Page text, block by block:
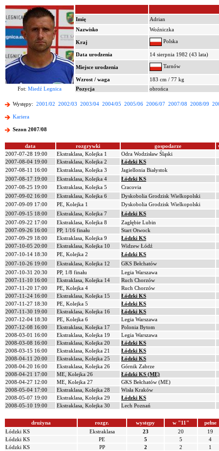
Imię
Adrian
Nazwisko
Woźniczka
Kraj Polska
Data urodzenia 14 sierpnia 1982 (43 lata)
Miejsce urodzenia Tarnów
Wzrost / waga
183 cm / 77 kg
Fot: Miedź Legnica Pozycja obrońca
Występy: 2001/02 2002/03 2003/04 2004/05 2005/06 2006/07 2007/08 2008/09
Kariera
Sezon 2007/08
data rozgrywki gospodarze
2007-07-28 19:00
Ekstraklasa, Kolejka 1
Odra Wodzisław Śląski
2007-08-04 19:00
Ekstraklasa, Kolejka 2
Łódzki KS
2007-08-11 16:00
Ekstraklasa, Kolejka 3
Jagiellonia Białystok
2007-08-17 19:00
Ekstraklasa, Kolejka 4
Łódzki KS
2007-08-25 19:00
Ekstraklasa, Kolejka 5
Cracovia
2007-09-02 16:00
Ekstraklasa, Kolejka 6
Dyskobolia Grodzisk Wielkopolski
2007-09-09 17:00
PE, Kolejka 1
Dyskobolia Grodzisk Wielkopolski
2007-09-15 18:00
Ekstraklasa, Kolejka 7
Łódzki KS
2007-09-22 17:00
Ekstraklasa, Kolejka 8
Zagłębie Lubin
2007-09-26 16:00
PP, 1/16 finału
Start Otwock
2007-09-29 18:00
Ekstraklasa, Kolejka 9
Łódzki KS
2007-10-05 20:00
Ekstraklasa, Kolejka 10
Widzew Łódź
2007-10-14 18:30
PE, Kolejka 2
Łódzki KS
2007-10-26 19:00
Ekstraklasa, Kolejka 12
GKS Bełchatów
2007-10-31 20:30
PP, 1/8 finału
Legia Warszawa
2007-11-10 16:00
Ekstraklasa, Kolejka 14
Ruch Chorzów
2007-11-20 17:00
PE, Kolejka 4
Ruch Chorzów
2007-11-24 16:00
Ekstraklasa, Kolejka 15
Łódzki KS
2007-11-27 18:30
PE, Kolejka 5
Łódzki KS
2007-11-30 19:00
Ekstraklasa, Kolejka 16
Łódzki KS
2007-12-04 18:30
PE, Kolejka 6
Legia Warszawa
2007-12-08 16:00
Ekstraklasa, Kolejka 17
Polonia Bytom
2008-03-01 16:00
Ekstraklasa, Kolejka 19
Legia Warszawa
2008-03-08 16:00
Ekstraklasa, Kolejka 20
Łódzki KS
2008-03-15 16:00
Ekstraklasa, Kolejka 21
Łódzki KS
2008-04-11 20:00
Ekstraklasa, Kolejka 25
Łódzki KS
2008-04-20 16:00
Ekstraklasa, Kolejka 26
Górnik Zabrze
2008-04-21 17:00
ME, Kolejka 26
Łódzki KS (ME)
2008-04-27 12:00
ME, Kolejka 27
GKS Bełchatów (ME)
2008-05-04 17:00
Ekstraklasa, Kolejka 28
Wisła Kraków
2008-05-07 19:00
Ekstraklasa, Kolejka 29
Łódzki KS
2008-05-10 19:00
Ekstraklasa, Kolejka 30 Lech Poznań
drużyna rozgr. występy w "11"
pełne
Łódzki KS
Ekstraklasa 23 20
19
Łódzki KS
PE 5 5
4
Łódzki KS
PP 2 2
1